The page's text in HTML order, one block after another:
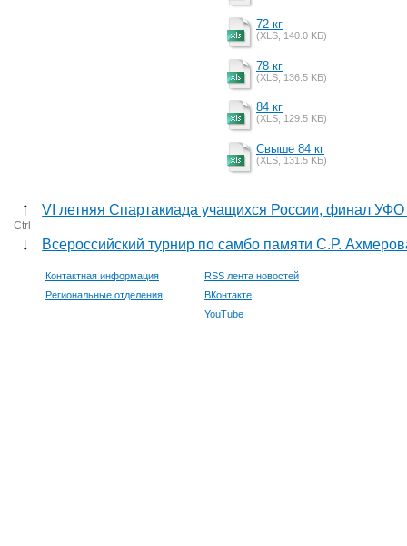
72 кг
(XLS, 140.0 KБ)
78 кг
(XLS, 136.5 KБ)
84 кг
(XLS, 129.5 KБ)
Cвыше 84 кг
(XLS, 131.5 KБ)
↑ VI летняя Спартакиада учащихся России, финал УФО
Ctrl
↓ Всероссийский турнир по самбо памяти С.Р.
Контактная информация
Региональные отделения
RSS лента новостей
ВКонтакте
YouTube